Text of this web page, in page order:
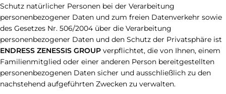
Schutz natürlicher Personen bei der Verarbeitung
personenbezogener Daten und zum freien Datenverkehr sowie
des Gesetzes Nr. 506/2004 über die Verarbeitung
personenbezogener Daten und den Schutz der Privatsphäre ist
ENDRESS ZENESSIS GROUP verpflichtet, die von Ihnen, einem
Familienmitglied oder einer anderen Person bereitgestellten
personenbezogenen Daten sicher und ausschließlich zu den
nachstehend aufgeführten Zwecken zu verwalten.